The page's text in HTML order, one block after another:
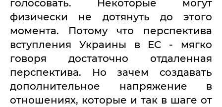
голосовать. Некоторые могут
физически не дотянуть до этого
момента. Потому что перспектива
вступления Украины в ЕС - мягко
говоря достаточно отдаленная
перспектива. Но зачем создавать
дополнительное напряжение в
отношениях, которые и так в шаге от